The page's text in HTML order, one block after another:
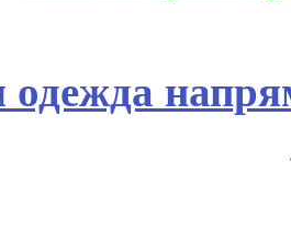
одежда